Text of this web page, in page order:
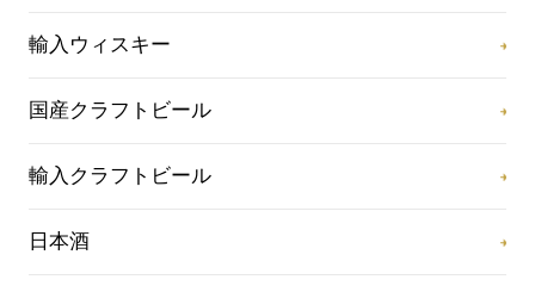
輸入ウィスキー
国産クラフトビール
輸入クラフトビール
日本酒